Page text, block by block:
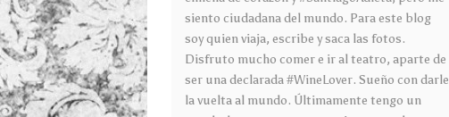
siento ciudadana del mundo. Para este blog
soy quien viaja, escribe y saca las fotos.
Disfruto mucho comer e ir al teatro, aparte de
ser una declarada #WineLover. Sueño con darle
la vuelta al mundo. Últimamente tengo un